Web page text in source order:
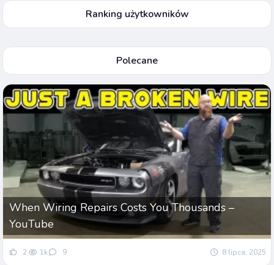
Ranking użytkowników
Polecane
When Wiring Repairs Costs You Thousands –
YouTube
2 1k 9 8 lipca, 2025